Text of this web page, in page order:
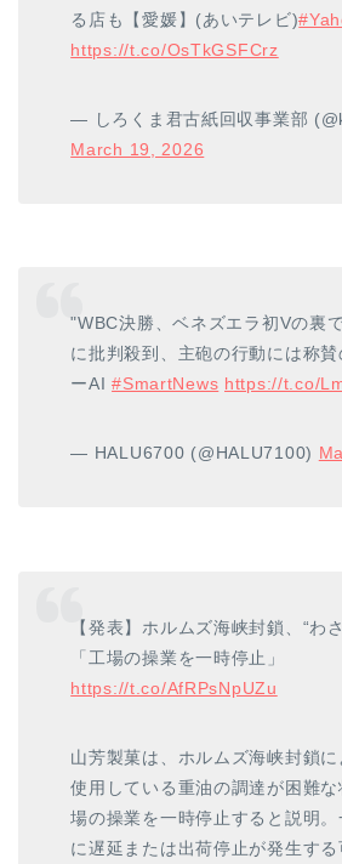
る店も【愛媛】(あいテレビ)
https://t.co/OsTkGSFCrz
— しろくま君古紙回収事業部
March 19, 2026
"WBC決勝、ベネズエラ初Vの裏
に批判殺到、主砲の行動には称
ーAI#SmartNews https://t.co/
— HALU6700 (@HALU7100)
【発表】ホルムズ海峡封鎖、“わ
「工場の操業を一時停止」
https://t.co/AfRPsNpUZu
山芳製菓は、ホルムズ海峡封鎖
使用している重油の調達が困難
場の操業を一時停止すると説明
に遅延または出荷停止が発生する